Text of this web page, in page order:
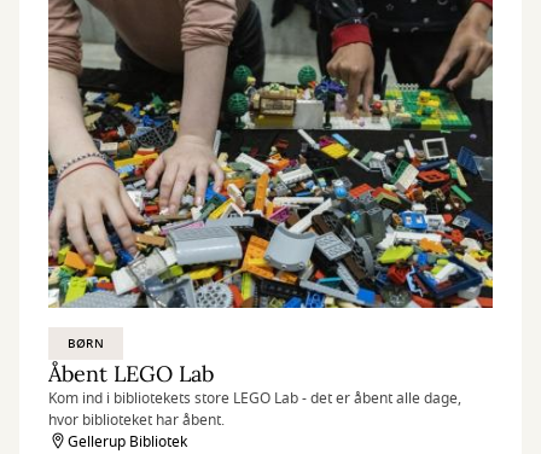
BØRN
Åbent LEGO Lab
Kom ind i bibliotekets store LEGO Lab - det er åbent alle dage,
hvor biblioteket har åbent.
Gellerup Bibliotek